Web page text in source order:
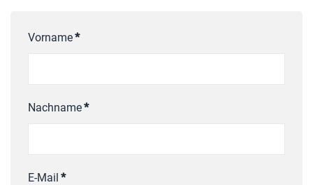
Vorname*
Nachname*
E-Mail *